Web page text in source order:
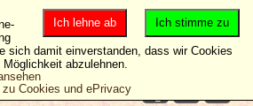
Ich stimme zu
Ich lehne ab
sich damit einverstanden, dass wir Cookies
abzulehnen.
Cookies und ePrivacy